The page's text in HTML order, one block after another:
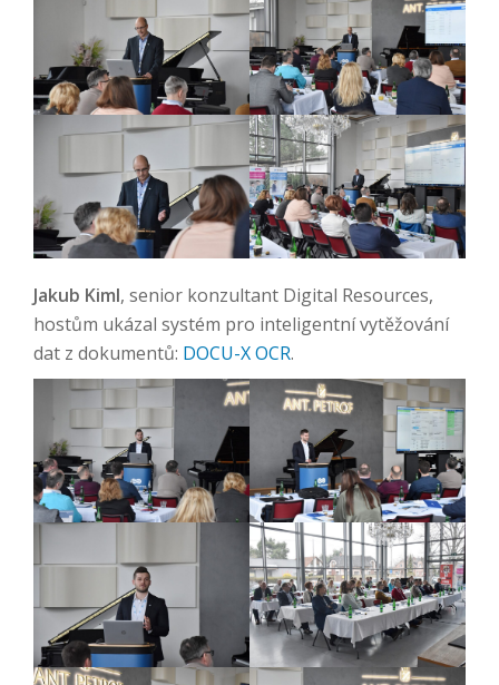
Jakub Kiml, senior konzultant Digital Resources,
hostům ukázal systém pro inteligentní vytěžování
dat z dokumentů: DOCU-X OCR.